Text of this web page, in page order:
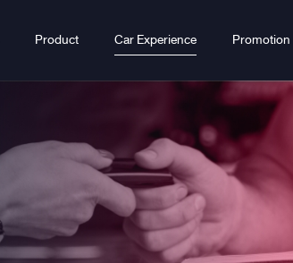
Product Car Experience Promotion